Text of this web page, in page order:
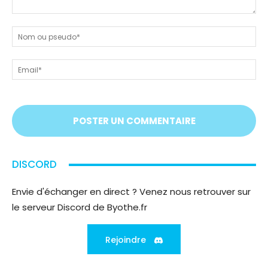
nous
tout
!
On
vous
;)
ou
DISCORD
Envie d'échanger en direct ? Venez nous retrouver sur
le serveur Discord de Byothe.fr
Rejoindre